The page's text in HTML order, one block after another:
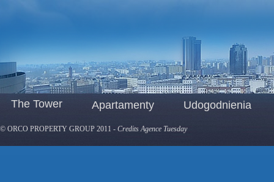
The Tower Apartamenty Udogodnienia
© ORCO PROPERTY GROUP 2011 - Credits Agence Tuesday